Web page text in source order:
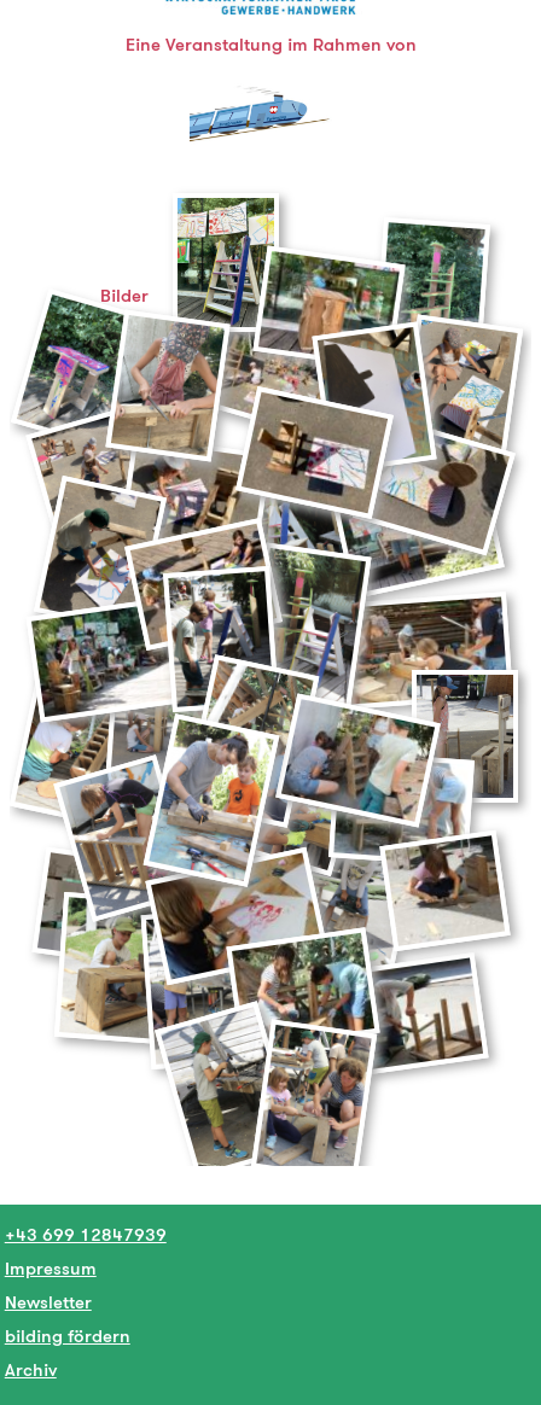
Eine Veranstaltung im Rahmen von
Bilder
+43 699 12847939
Impressum
Newsletter
bilding fördern
Archiv